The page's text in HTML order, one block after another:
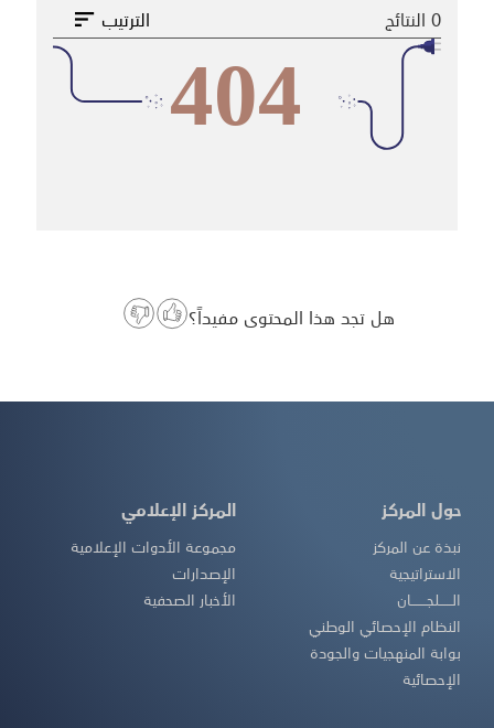
0 النتائج الترتيب
هل تجد هذا المحتوى مفيداً؟
حول المركز
نبذة عن المركز
الاستراتيجية
الــــــلجـــــــان
النظام الإحصائي الوطني
بوابة المنهجيات والجودة
الإحصائية
المركز الإعلامي
مجموعة الأدوات الإعلامية
الإصدارات
الأخبار الصحفية